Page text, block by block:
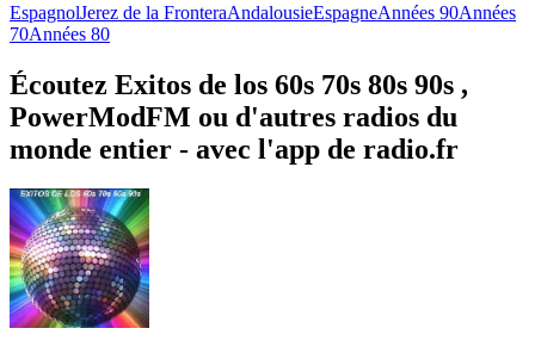
EspagnolJerez de la FronteraAndalousieEspagneAnnées 90Années
70Années 80
Écoutez Exitos de los 60s 70s 80s 90s ,
PowerModFM ou d'autres radios du
monde entier - avec l'app de radio.fr